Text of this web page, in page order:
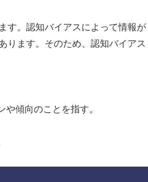
す。認知バイアスによって情報が
ります。そのため、認知バイアス
傾向のことを指す。